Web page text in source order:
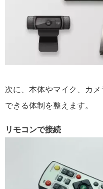
次に、本体やマイク、カ
できる体制を整えます。
リモコンで接続